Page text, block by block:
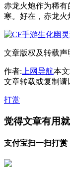
赤龙火炮作为稀
寒。好在，赤龙火
文章版权及转载声
作者: 上网导航本文
文章转载或复制请
打赏
觉得文章有用
支付宝扫一扫打赏